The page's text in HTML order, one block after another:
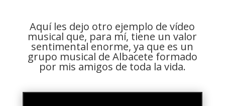
Aquí les dejo otro ejemplo de vídeo
musical que, para mí, tiene un valor
sentimental enorme, ya que es un
grupo musical de Albacete formado
por mis amigos de toda la vida.